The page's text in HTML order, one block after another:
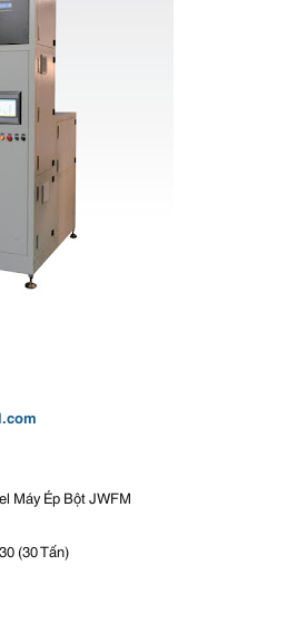
Máy Ép Bột JWFM
(30 Tấn)